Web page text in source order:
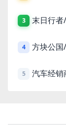
3 末日行
4 方块公
5 汽车经